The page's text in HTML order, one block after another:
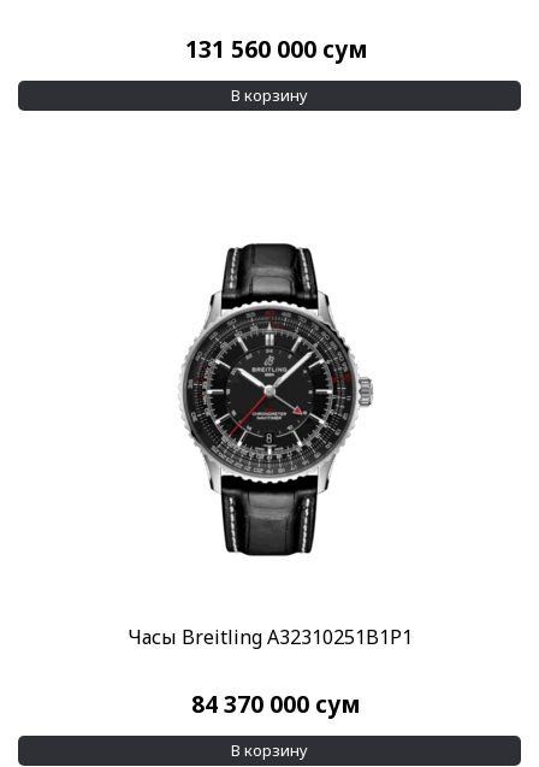
131 560 000 сум
В корзину
Часы Breitling A32310251B1P1
84 370 000 сум
В корзину